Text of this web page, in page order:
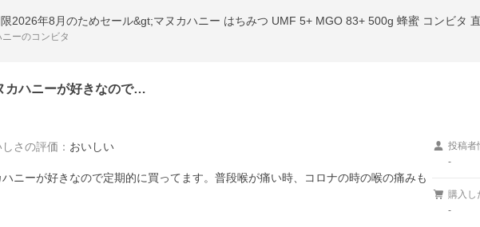
ーのコンビタ
カハニーが好きなので…
さの評価 ： おいしい
ニーが好きなので定期的に買ってます。普段喉が痛い時、コロナの時の喉の痛みも
投稿者
-
購入し
-